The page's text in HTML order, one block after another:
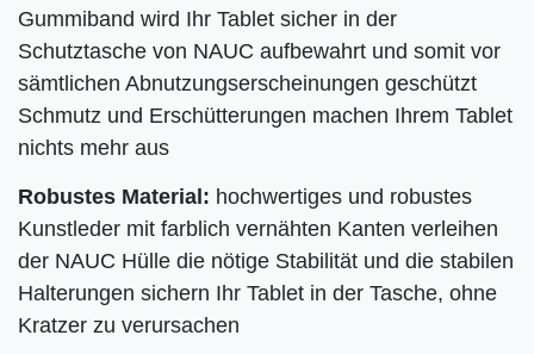
Gummiband wird Ihr Tablet sicher in der
Schutztasche von NAUC aufbewahrt und somit vor
sämtlichen Abnutzungserscheinungen geschützt
Schmutz und Erschütterungen machen Ihrem Tablet
nichts mehr aus
Robustes Material: hochwertiges und robustes
Kunstleder mit farblich vernähten Kanten verleihen
der NAUC Hülle die nötige Stabilität und die stabilen
Halterungen sichern Ihr Tablet in der Tasche, ohne
Kratzer zu verursachen